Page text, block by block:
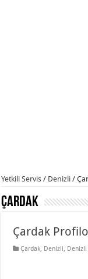
Yetkili Servis / Denizli /
Çardak
Çardak
Çardak, Denizli,